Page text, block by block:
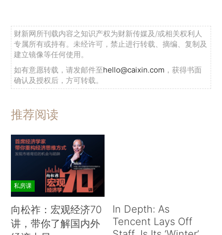
财新网所刊载内容之知识产权为财新传媒及/或相关权利人
专属所有或持有。未经许可，禁止进行转载、摘编、复制及
建立镜像等任何使用。
如有意愿转载，请发邮件至hello@caixin.com ，获得书面
确认及授权后，方可转载。
推荐阅读
私房课
向松祚：宏观经济70
讲，带你了解国内外
In Depth: As
Tencent Lays Off